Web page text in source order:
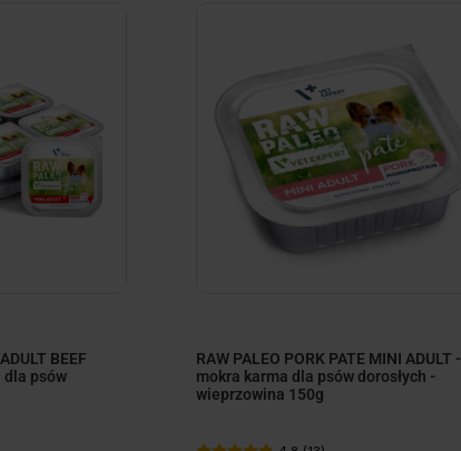
BEEF
dla psów
RAW PALEO PORK PATE MINI ADULT -
mokra karma dla psów dorosłych -
wieprzowina 150g